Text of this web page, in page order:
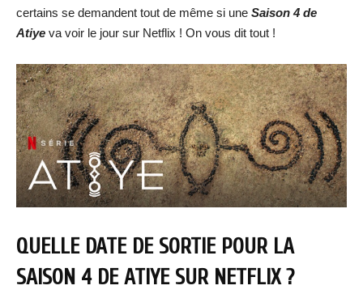
certains se demandent tout de même si une Saison 4 de
Atiye va voir le jour sur Netflix ! On vous dit tout !
QUELLE DATE DE SORTIE POUR LA
SAISON 4 DE ATIYE SUR NETFLIX ?